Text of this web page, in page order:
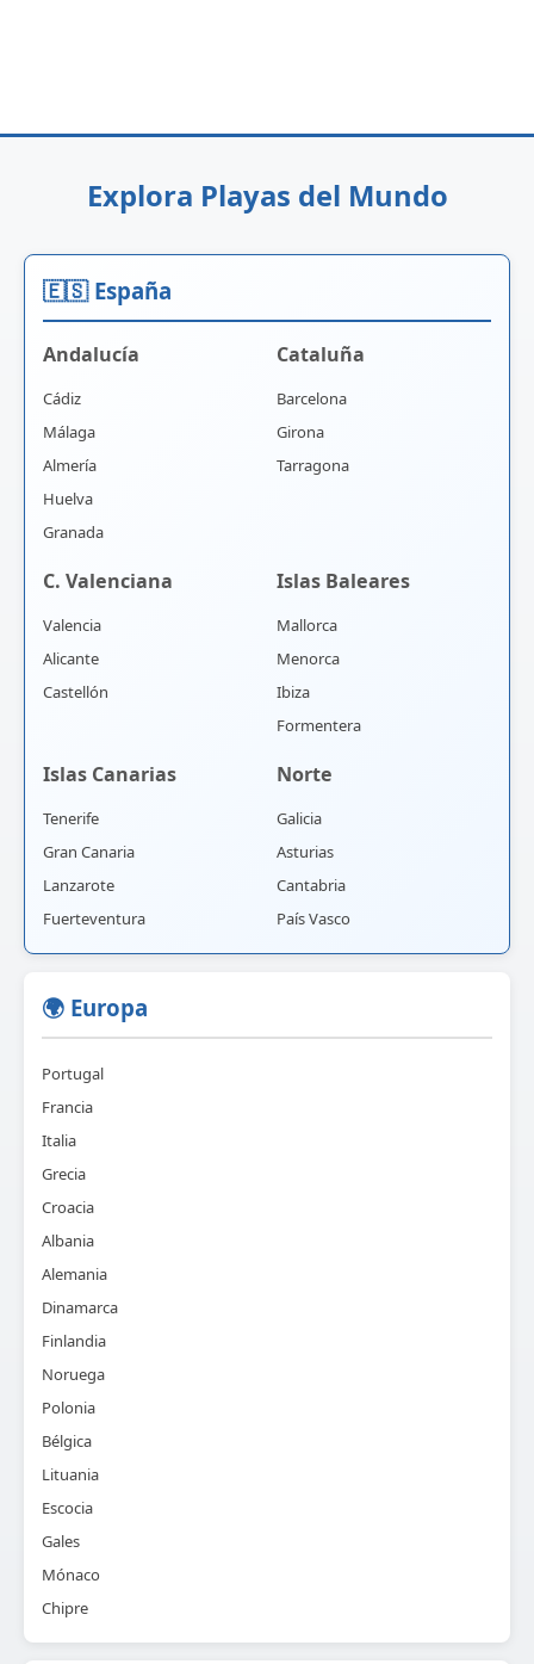
Explora Playas del Mundo
🇪🇸 España
Andalucía
Cádiz
Málaga
Almería
Huelva
Granada
Cataluña
Barcelona
Girona
Tarragona
C. Valenciana
Valencia
Alicante
Castellón
Islas Baleares
Mallorca
Menorca
Ibiza
Formentera
Islas Canarias
Tenerife
Gran Canaria
Lanzarote
Fuerteventura
Norte
Galicia
Asturias
Cantabria
País Vasco
🌍 Europa
Portugal
Francia
Italia
Grecia
Croacia
Albania
Alemania
Dinamarca
Finlandia
Noruega
Polonia
Bélgica
Lituania
Escocia
Gales
Mónaco
Chipre